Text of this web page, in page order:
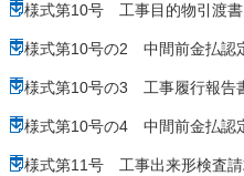
様式第10号 工事目的物引渡書
様式第10号の2 中間前金払認
様式第10号の3 工事履行報告
様式第10号の4 中間前金払認
様式第11号 工事出来形検査請